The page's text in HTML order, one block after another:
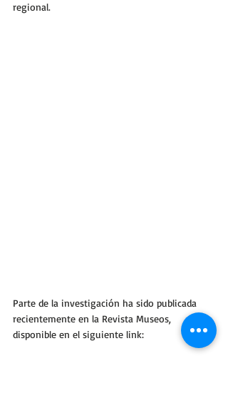
regional.
Parte de la investigación ha sido publicada
recientemente en la Revista Museos,
disponible en el siguiente link: